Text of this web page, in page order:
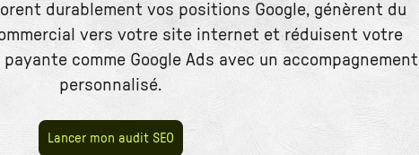
durablement vos positions Google, génèrent du
vers votre site internet et réduisent votre
comme Google Ads avec un accompagnement
personnalisé.
Lancer mon audit SEO